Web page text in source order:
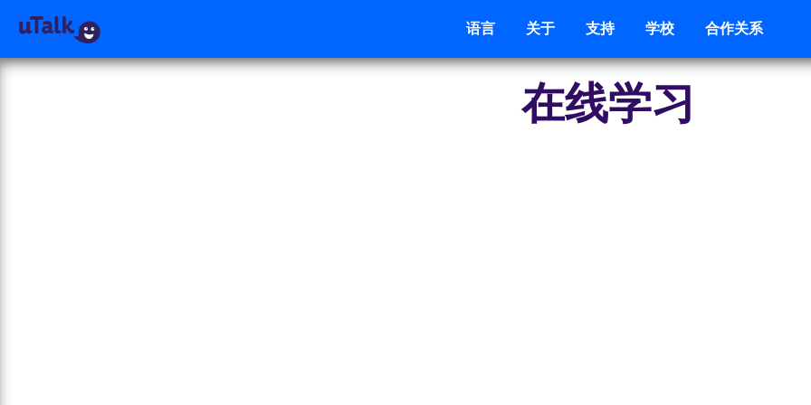
语言 关于 支持 学校 合作关系
在线学习